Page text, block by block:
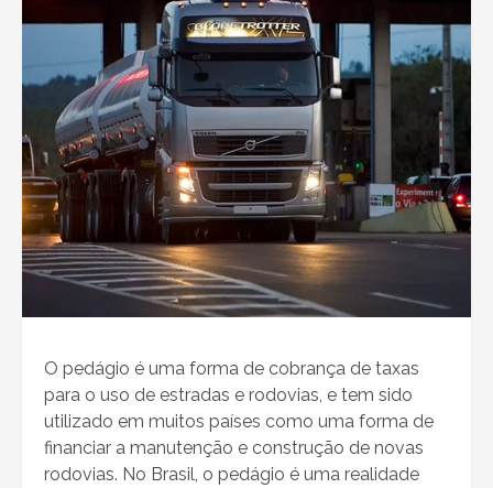
O pedágio é uma forma de cobrança de taxas
para o uso de estradas e rodovias, e tem sido
utilizado em muitos países como uma forma de
financiar a manutenção e construção de novas
rodovias. No Brasil, o pedágio é uma realidade